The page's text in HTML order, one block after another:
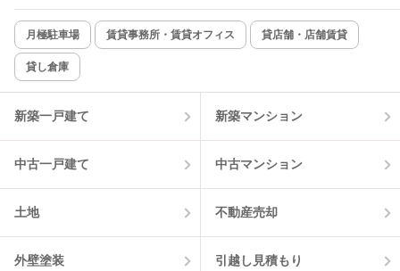
月極駐車場 賃貸事務所・賃貸オフィス 貸店舗・店舗賃貸
貸し倉庫
新築一戸建て 新築マンション
中古一戸建て 中古マンション
土地 不動産売却
外壁塗装 引越し見積もり